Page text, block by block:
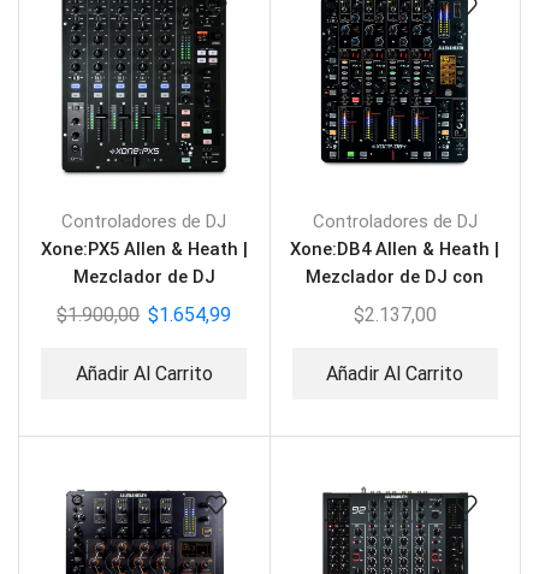
Controladores de DJ
Xone:PX5 Allen & Heath |
Mezclador de DJ
$1.900,00 $1.654,99
Añadir Al Carrito
Controladores de DJ
Xone:DB4 Allen & Heath |
Mezclador de DJ con
cuatro motores EFX
$2.137,00
Añadir Al Carrito